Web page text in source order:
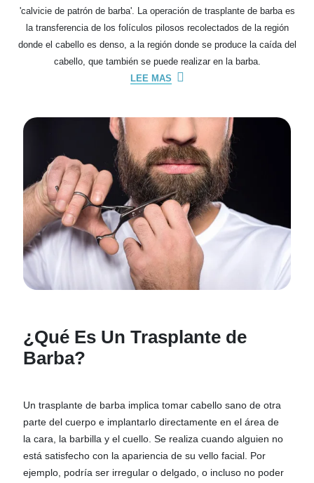
'calvicie de patrón de barba'. La operación de trasplante de barba es
la transferencia de los folículos pilosos recolectados de la región
donde el cabello es denso, a la región donde se produce la caída del
cabello, que también se puede realizar en la barba.
LEE MAS
¿Qué Es Un Trasplante de
Barba?
Un trasplante de barba implica tomar cabello sano de otra
parte del cuerpo e implantarlo directamente en el área de
la cara, la barbilla y el cuello. Se realiza cuando alguien no
está satisfecho con la apariencia de su vello facial. Por
ejemplo, podría ser irregular o delgado, o incluso no poder